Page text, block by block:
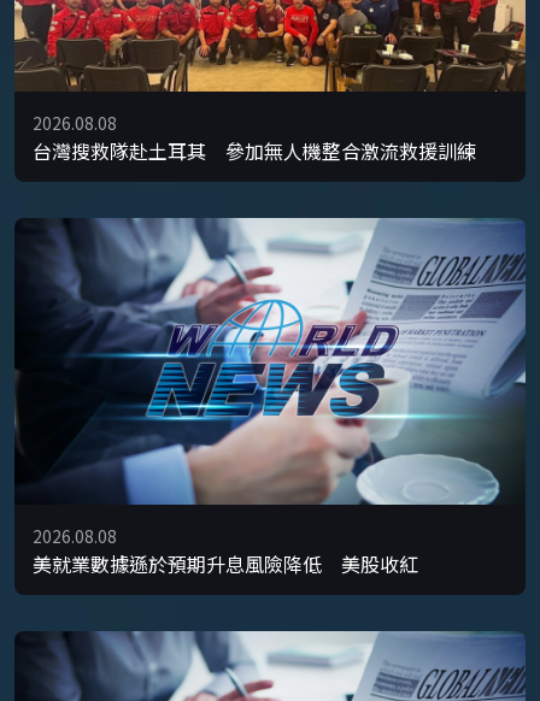
2026.08.08
台灣搜救隊赴土耳其 參加無人機整合激流救援訓練
2026.08.08
美就業數據遜於預期升息風險降低 美股收紅